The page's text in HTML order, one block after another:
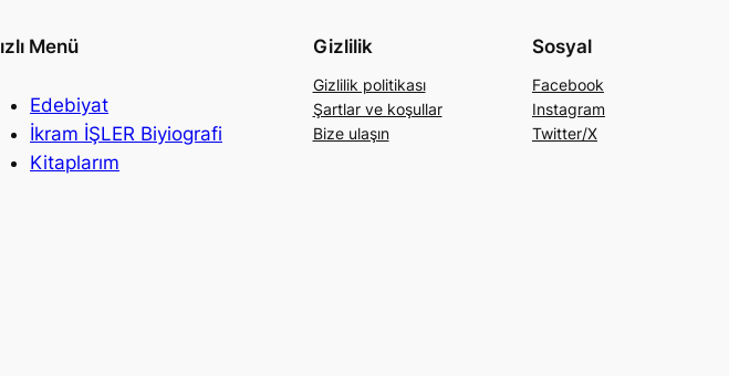
Menü
Edebiyat
İkram İŞLER Biyiografi
Kitaplarım
Gizlilik
Gizlilik politikası
Şartlar ve koşullar
Bize ulaşın
Sosyal
Facebook
Instagram
Twitter/X